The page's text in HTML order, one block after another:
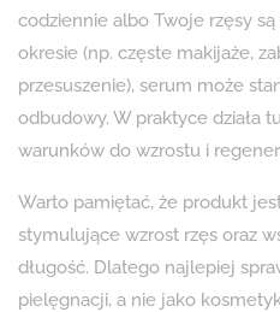
codziennie albo Twoje rzęsy
okresie (np. częste makijaże,
przesuszenie), serum może
odbudowy. W praktyce działa
warunków do wzrostu i
Warto pamiętać, że produkt
stymulujące wzrost rzęs oraz
długość. Dlatego najlepiej
pielęgnacji, a nie jako